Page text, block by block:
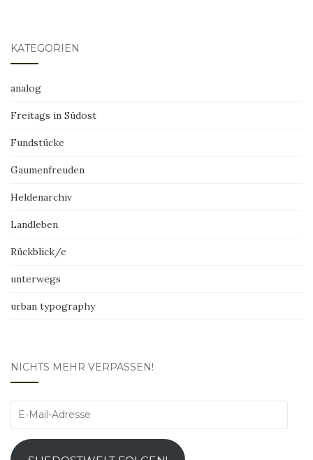
KATEGORIEN
analog
Freitags in Südost
Fundstücke
Gaumenfreuden
Heldenarchiv
Landleben
Rückblick/e
unterwegs
urban typography
NICHTS MEHR VERPASSEN!
E-
Adresse